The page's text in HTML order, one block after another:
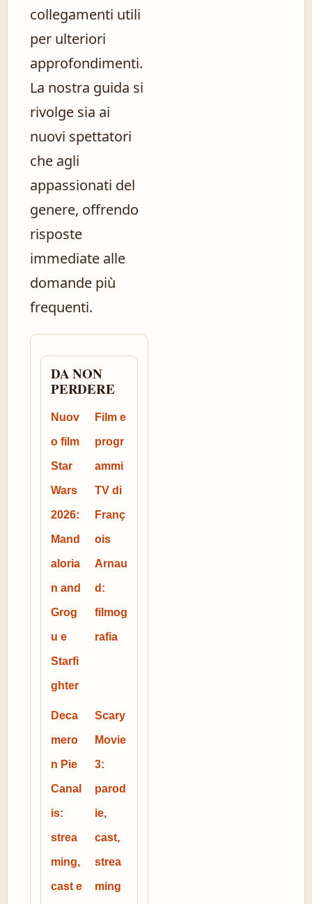
collegamenti utili
per ulteriori
approfondimenti.
La nostra guida si
rivolge sia ai
nuovi spettatori
che agli
appassionati del
genere, offrendo
risposte
immediate alle
domande più
frequenti.
DA NON
PERDERE
Nuov
o film
Star
Wars
2026:
Mand
aloria
n and
Grog
u e
Starfi
ghter
Film e
progr
ammi
TV di
Franç
ois
Arnau
d:
filmog
rafia
Deca
mero
n Pie
Canal
is:
strea
ming,
cast e
Scary
Movie
3:
parod
ie,
cast,
strea
ming